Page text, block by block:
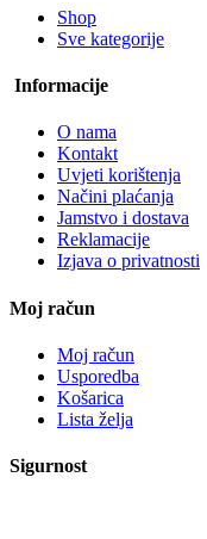
Shop
Sve kategorije
Informacije
O nama
Kontakt
Uvjeti korištenja
Načini plaćanja
Jamstvo i dostava
Reklamacije
Izjava o privatnosti
Moj račun
Moj račun
Usporedba
Košarica
Lista želja
Sigurnost